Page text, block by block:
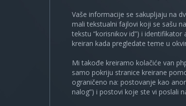
Vaše informacije se sakupljaju na
mali tekstualni fajlovi koji se sašu
tekstu “korisnikov id”) i
kreiran kada pregledate teme u
Mi takođe kreiramo kolačiće van
samo pokriju stranice kreirane
ograničeno na: postovanje kao
nalog”) i postovi koje ste vi poslali